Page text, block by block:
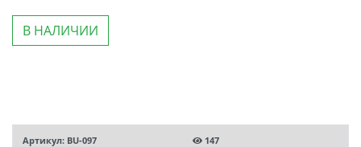
В НАЛИЧИИ
Артикул: BU-097 147